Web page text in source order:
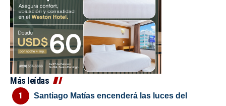
Más leídas
Santiago Matías encenderá las luces del